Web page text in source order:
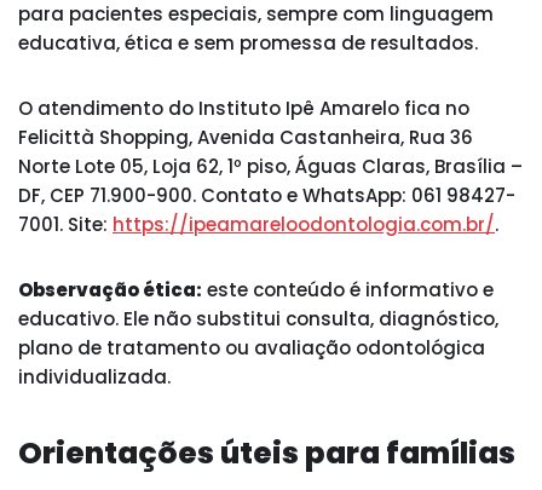
para pacientes especiais, sempre com linguagem
educativa, ética e sem promessa de resultados.
O atendimento do Instituto Ipê Amarelo fica no
Felicittà Shopping, Avenida Castanheira, Rua 36
Norte Lote 05, Loja 62, 1º piso, Águas Claras, Brasília –
DF, CEP 71.900-900. Contato e WhatsApp: 061 98427-
7001. Site: https://ipeamareloodontologia.com.br/.
Observação ética: este conteúdo é informativo e
educativo. Ele não substitui consulta, diagnóstico,
plano de tratamento ou avaliação odontológica
individualizada.
Orientações úteis para famílias